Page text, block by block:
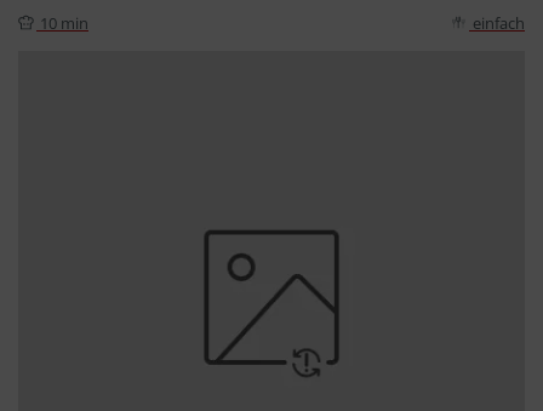
10 min einfach